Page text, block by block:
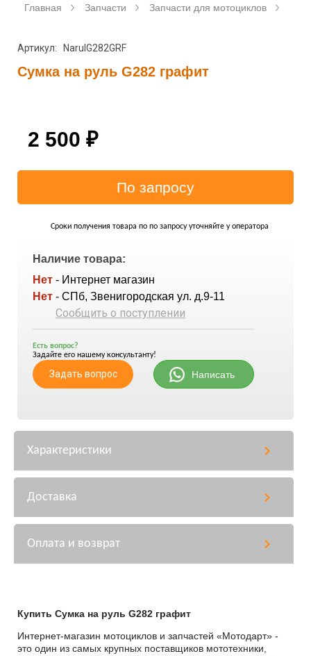
Главная Запчасти Запчасти для мотоциклов
Артикул: NarulG282GRF
Сумка на руль G282 графит
2 500 ₽
Сроки получения товара по по запросу уточняйте у оператора
Наличие товара:
Нет - Интернет магазин
Нет - СПб, Звенигородская ул. д.9-11
Сообщить о поступлении
Есть вопрос?
Задайте его нашему консультанту!
Задать вопрос Написать
Характеристики
Доставка
Оплата и возврат
Купить Сумка на руль G282 графит
Интернет-магазин мотоциклов и запчастей «Мотодарт» -
это один из самых крупных поставщиков мототехники,